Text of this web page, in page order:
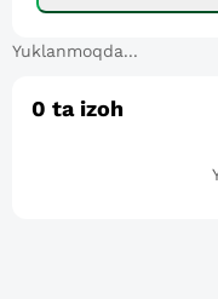
Yuklanmoqda...
0 ta izoh